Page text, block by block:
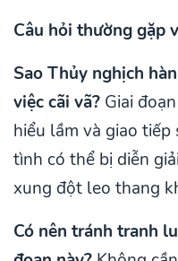
Câu hỏi thường gặp
Sao Thủy nghịch
việc cãi vã? Giai
hiểu lầm và giao
tình có thể bị diễn
xung đột leo thang
Có nên tránh tranh